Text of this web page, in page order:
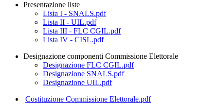
Presentazione liste
Lista I - SNALS.pdf
Lista II - UIL.pdf
Lista III - FLC CGIL.pdf
Lista IV - CISL.pdf
Designazione componenti Commissione Elettorale
Designazione FLC CGIL.pdf
Designazione SNALS.pdf
Designazione UIL.pdf
Costituzione Commissione Elettorale.pdf